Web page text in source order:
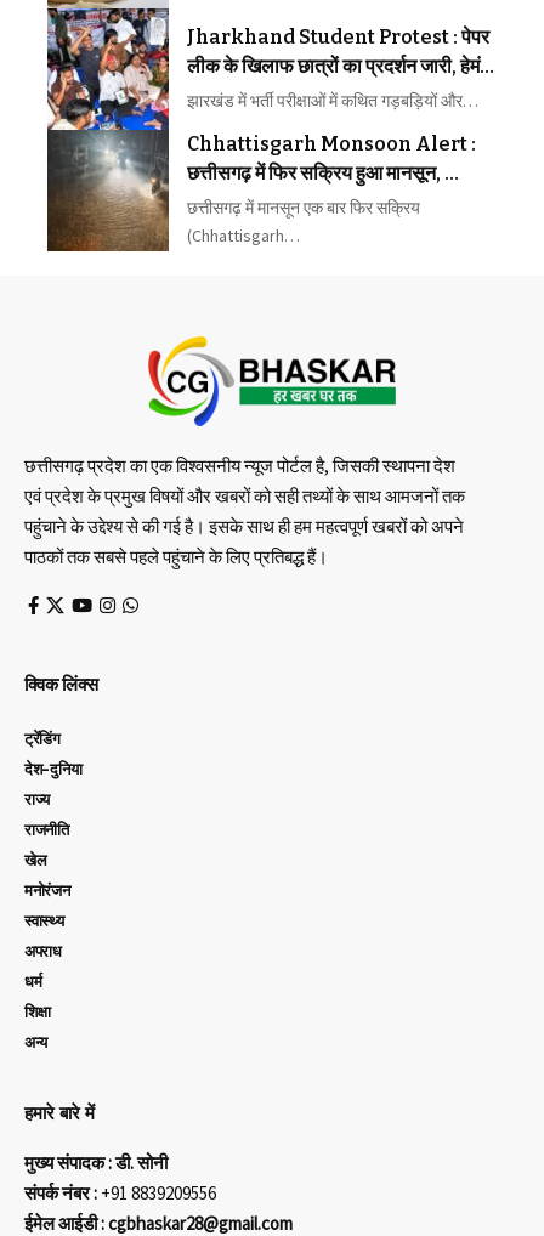
Jharkhand Student Protest : पेपर
लीक के खिलाफ छात्रों का प्रदर्शन जारी, हेमंत
सोरेन सरकार से दूसरे दौर की वार्ता भी बेनतीजा
झारखंड में भर्ती परीक्षाओं में कथित गड़बड़ियों और…
Chhattisgarh Monsoon Alert :
छत्तीसगढ़ में फिर सक्रिय हुआ मानसून,
भाटापारा में ट्रैक पर पानी से ट्रेनें प्रभावित
छत्तीसगढ़ में मानसून एक बार फिर सक्रिय
(Chhattisgarh…
छत्तीसगढ़ प्रदेश का एक विश्वसनीय न्यूज पोर्टल है, जिसकी स्थापना देश
एवं प्रदेश के प्रमुख विषयों और खबरों को सही तथ्यों के साथ आमजनों तक
पहुंचाने के उद्देश्य से की गई है। इसके साथ ही हम महत्वपूर्ण खबरों को अपने
पाठकों तक सबसे पहले पहुंचाने के लिए प्रतिबद्ध हैं।
क्विक लिंक्स
ट्रेंडिंग
देश-दुनिया
राज्य
राजनीति
खेल
मनोरंजन
स्वास्थ्य
अपराध
धर्म
शिक्षा
अन्य
हमारे बारे में
मुख्य संपादक : डी. सोनी
संपर्क नंबर : +91 8839209556
ईमेल आईडी : cgbhaskar28@gmail.com